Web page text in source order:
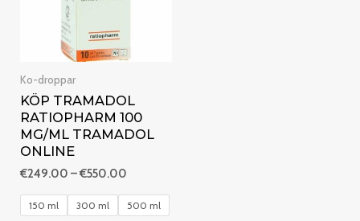
Ko-droppar
KÖP TRAMADOL
RATIOPHARM 100
MG/ML TRAMADOL
ONLINE
€249.00 –€550.00
150 ml 300 ml 500 ml